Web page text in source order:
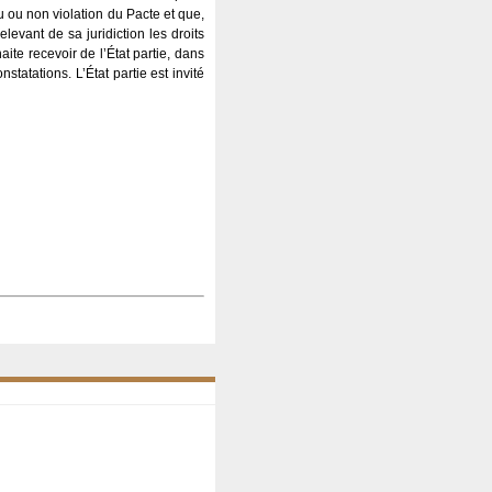
ou non violation du Pacte et que,
de sa juridiction les droits
recevoir de l’État partie, dans
L’État partie est invité